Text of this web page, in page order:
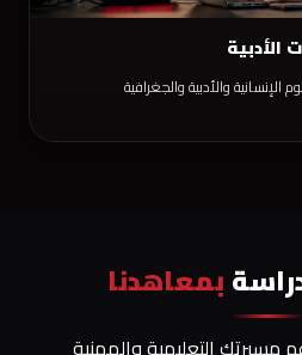
الأدبية
والأدبية والجغرافية
بمعاهدنا
مسيرتك التعليمية والمهنية